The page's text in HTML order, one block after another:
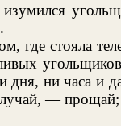
где стояла
дня, ни часа и
—